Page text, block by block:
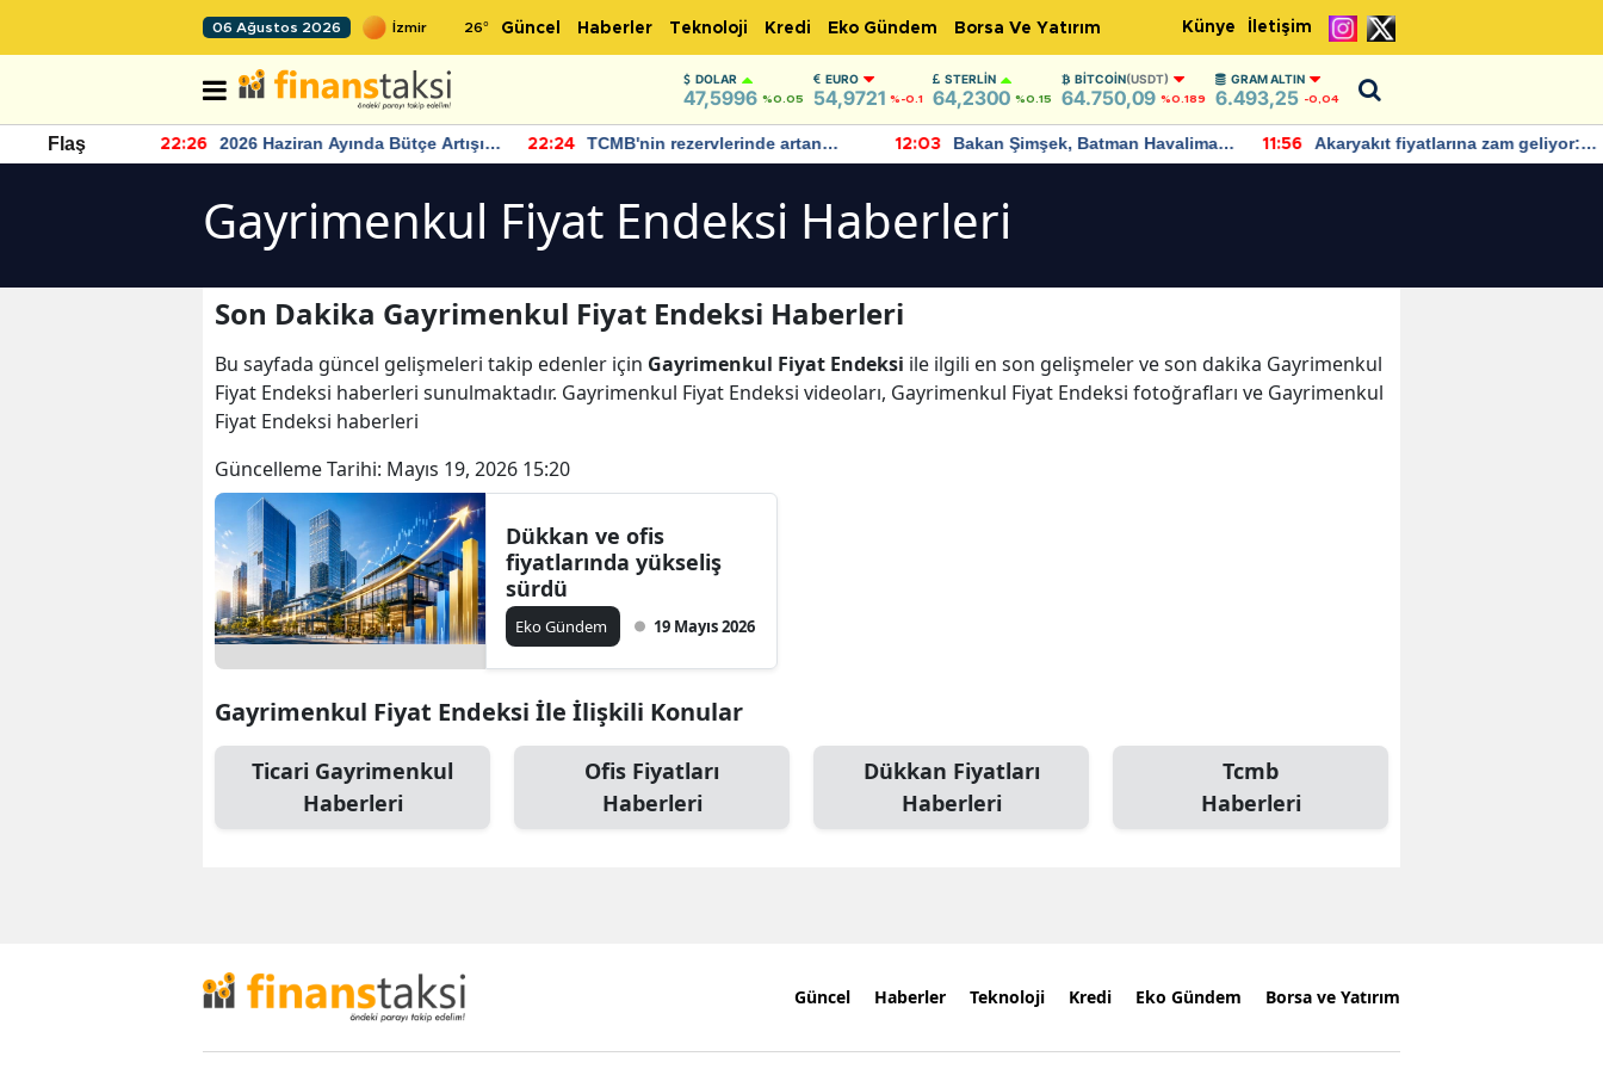
06 Ağustos 2026 26° Güncel Haberler Teknoloji Kredi Eko Gündem Borsa Ve Yatırım Künye İletişim
DOLAR
47,5996 %0.05
EURO
54,9721 %-0.1
STERLIN
64,2300 %0.15
BITCOIN(USDT)
64.750,09 %0.189
GRAM ALTIN
6.493,25 -0,04
Flaş 22:26
2026 Haziran Ayında Bütçe Artışı
Yaşandı
22:24
TCMB'nin rezervlerinde artan
momentum devam ediyor
12:03
Bakan Şimşek, Batman Havalimanı
için umut verici açıklamalarda
11:56
Akaryakıt fiyatlarına zam geliyor:
Yeni tarih açıklandı
Gayrimenkul Fiyat Endeksi Haberleri
Son Dakika Gayrimenkul Fiyat Endeksi Haberleri
Bu sayfada güncel gelişmeleri takip edenler için Gayrimenkul Fiyat Endeksi ile ilgili en son gelişmeler ve son dakika Gayrimenkul
Fiyat Endeksi haberleri sunulmaktadır. Gayrimenkul Fiyat Endeksi videoları, Gayrimenkul Fiyat Endeksi fotoğrafları ve Gayrimenkul
Fiyat Endeksi haberleri
Güncelleme Tarihi: Mayıs 19, 2026 15:20
Dükkan ve ofis
fiyatlarında yükseliş
sürdü
Eko Gündem 19 Mayıs 2026
Gayrimenkul Fiyat Endeksi İle İlişkili Konular
Ticari Gayrimenkul
Haberleri
Ofis Fiyatları
Haberleri
Dükkan Fiyatları
Haberleri
Tcmb
Haberleri
Güncel Haberler Teknoloji Kredi Eko Gündem Borsa ve Yatırım